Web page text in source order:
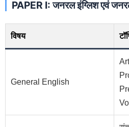
PAPER I: जनरल इंग्लिश एवं
विषय
General English